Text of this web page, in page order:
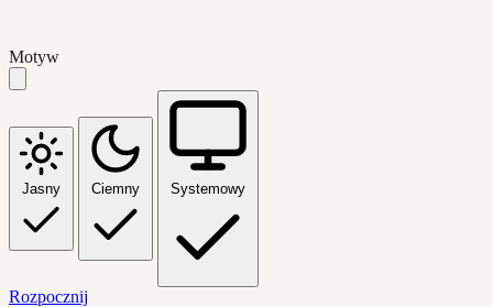
Motyw
Jasny Ciemny Systemowy
Rozpocznij